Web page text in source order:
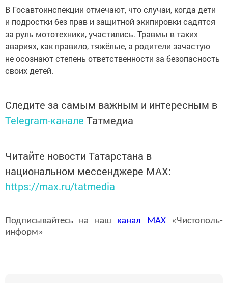
В Госавтоинспекции отмечают, что случаи, когда дети
и подростки без прав и защитной экипировки садятся
за руль мототехники, участились. Травмы в таких
авариях, как правило, тяжёлые, а родители зачастую
не осознают степень ответственности за безопасность
своих детей.
Следите за самым важным и интересным в
Telegram-канале Татмедиа
Читайте новости Татарстана в
национальном мессенджере MАХ:
https://max.ru/tatmedia
Подписывайтесь на наш канал MAX«Чистополь-
информ»